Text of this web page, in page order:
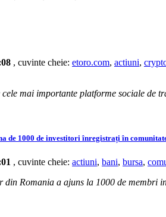
, cuvinte cheie: etoro.com, actiuni,
mai importante platforme sociale de
de 1000 de investitori înregistrați în
, cuvinte cheie: actiuni, bani, bursa,
Romania a ajuns la 1000 de membri